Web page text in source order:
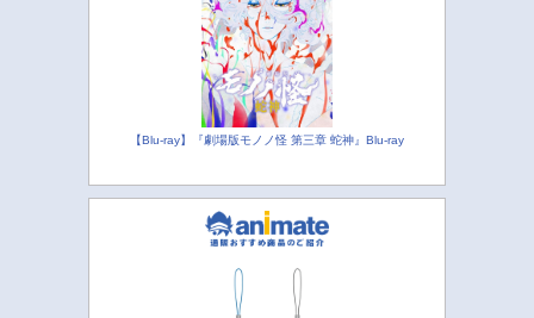
【Blu-ray】『劇場版モノノ怪 第三章 蛇神』Blu-ray